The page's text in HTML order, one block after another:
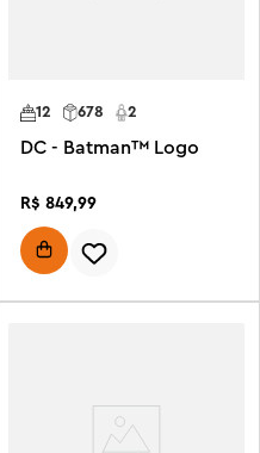
12 678 2
DC - Batman™ Logo
R$ 849,99